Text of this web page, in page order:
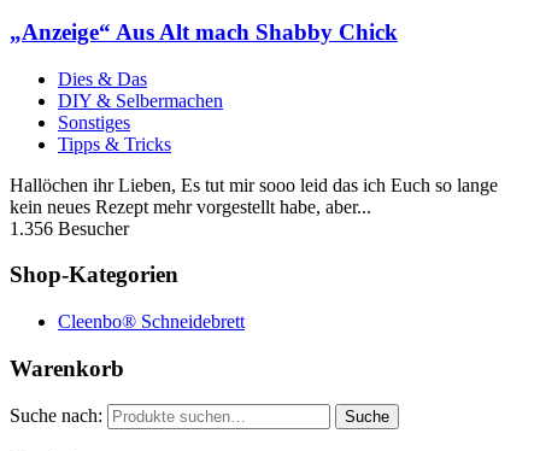
„Anzeige“ Aus Alt mach Shabby Chick
Dies & Das
DIY & Selbermachen
Sonstiges
Tipps & Tricks
Hallöchen ihr Lieben, Es tut mir sooo leid das ich Euch so lange
kein neues Rezept mehr vorgestellt habe, aber...
1.356 Besucher
Shop-Kategorien
Cleenbo® Schneidebrett
Warenkorb
Suche nach: Suche